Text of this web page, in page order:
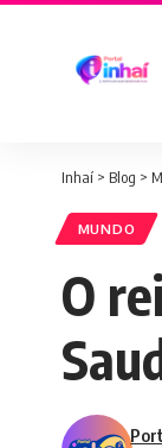
Inhaí > Blog >
MUNDO
O